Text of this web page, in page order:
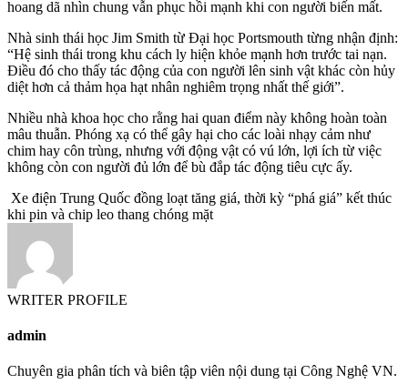
hoang dã nhìn chung vẫn phục hồi mạnh khi con người biến mất.
Nhà sinh thái học Jim Smith từ Đại học Portsmouth từng nhận định:
“Hệ sinh thái trong khu cách ly hiện khỏe mạnh hơn trước tai nạn.
Điều đó cho thấy tác động của con người lên sinh vật khác còn hủy
diệt hơn cả thảm họa hạt nhân nghiêm trọng nhất thế giới”.
Nhiều nhà khoa học cho rằng hai quan điểm này không hoàn toàn
mâu thuẫn. Phóng xạ có thể gây hại cho các loài nhạy cảm như
chim hay côn trùng, nhưng với động vật có vú lớn, lợi ích từ việc
không còn con người đủ lớn để bù đắp tác động tiêu cực ấy.
Xe điện Trung Quốc đồng loạt tăng giá, thời kỳ “phá giá” kết thúc
khi pin và chip leo thang chóng mặt
WRITER PROFILE
admin
Chuyên gia phân tích và biên tập viên nội dung tại Công Nghệ VN.